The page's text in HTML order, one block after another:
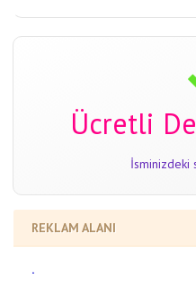
Ücretli
İsminizdeki
REKLAM ALANI
.